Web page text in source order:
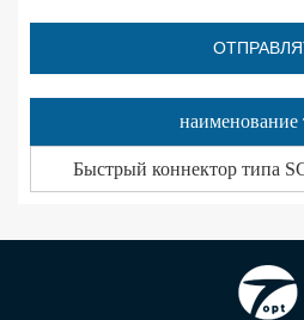
наименование
Быстрый коннектор типа